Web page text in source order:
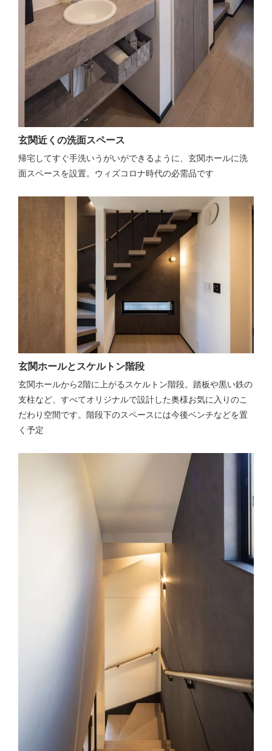
玄関近くの洗面スペース
帰宅してすぐ手洗いうがいができるように、玄関ホールに洗
面スペースを設置。ウィズコロナ時代の必需品です
玄関ホールとスケルトン階段
玄関ホールから2階に上がるスケルトン階段。踏板や黒い鉄の
支柱など、すべてオリジナルで設計した奥様お気に入りのこ
だわり空間です。階段下のスペースには今後ベンチなどを置
く予定